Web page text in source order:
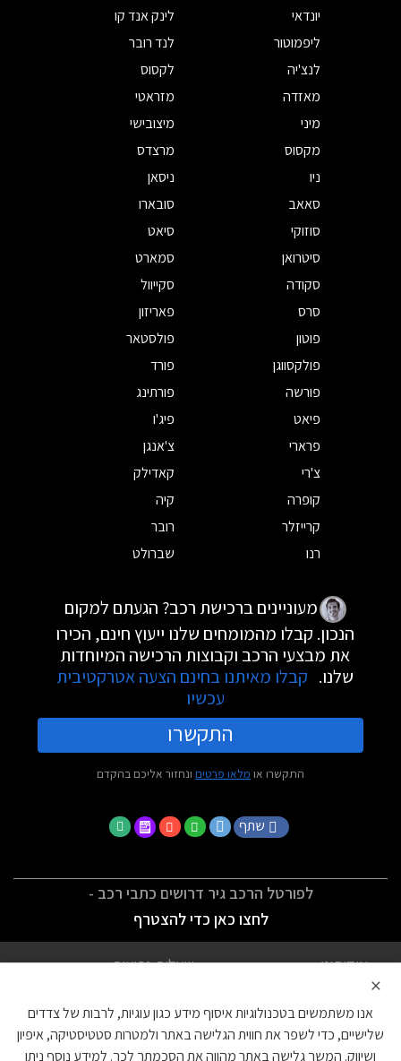
יונדאי
לינק אנד קו
ליפמוטור
לנד רובר
לנצ'יה
לקסוס
מאזדה
מזראטי
מיני
מיצובישי
מקסוס
מרצדס
ניו
ניסאן
סאאב
סובארו
סוזוקי
סיאט
סיטרואן
סמארט
סקודה
סקייוול
סרס
פאריזון
פוטון
פולסטאר
פולקסווגן
פורד
פורשה
פורתינג
פיאט
פיג'ו
פרארי
צ'אנגן
צ'רי
קאדילק
קופרה
קיה
קרייזלר
רובר
רנו
שברולט
מעוניינים ברכישת רכב? הגעתם למקום
הנכון. קבלו מהמומחים שלנו ייעוץ חינם, הכירו
את מבצעי הרכב וקבוצות הרכישה המיוחדות
שלנו. קבלו מאיתנו בחינם הצעה אטרקטיבית
עכשיו
התקשרו
התקשרו או מלאו פרטים ונחזור אליכם בהקדם
שתף
לפורטל הרכב גיר דרושים כתבי רכב -
לחצו כאן כדי להצטרף
אודותינו
שאלות נפוצות
הצהרת נגישות
צור קשר
×
אנו משתמשים בטכנולוגיות איסוף מידע כגון עוגיות, לרבות של צדדים
שלישיים, כדי לשפר את חווית הגלישה באתר ולמטרות סטטיסטיקה, איפיון
ושיווק. המשך גלישה באתר מהווה את הסכמתך לכך. למידע נוסף ניתן